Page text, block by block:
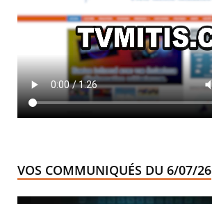
VOS COMMUNIQUÉS DU 6/07/26